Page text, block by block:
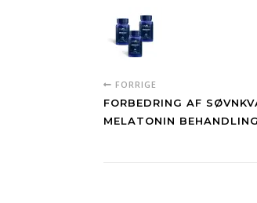
FORRIGE
FORBEDRING AF
MELATONIN BEHANDLING